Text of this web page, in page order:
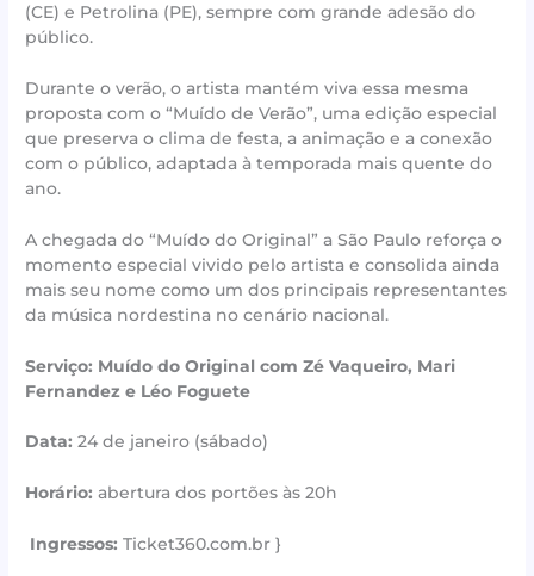
(CE) e Petrolina (PE), sempre com grande adesão do
público.
Durante o verão, o artista mantém viva essa mesma
proposta com o “Muído de Verão”, uma edição especial
que preserva o clima de festa, a animação e a conexão
com o público, adaptada à temporada mais quente do
ano.
A chegada do “Muído do Original” a São Paulo reforça o
momento especial vivido pelo artista e consolida ainda
mais seu nome como um dos principais representantes
da música nordestina no cenário nacional.
Serviço: Muído do Original com Zé Vaqueiro, Mari
Fernandez e Léo Foguete
Data:24 de janeiro (sábado)
Horário:abertura dos portões às 20h
Ingressos:Ticket360.com.br }